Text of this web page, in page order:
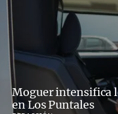
Moguer intensifica
en Los Puntales